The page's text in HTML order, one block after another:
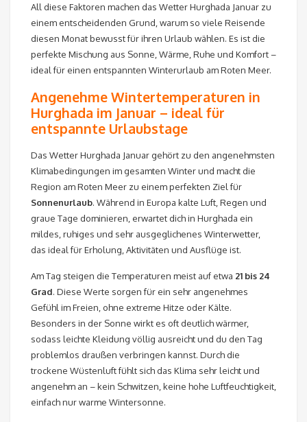
All diese Faktoren machen das Wetter Hurghada Januar zu
einem entscheidenden Grund, warum so viele Reisende
diesen Monat bewusst für ihren Urlaub wählen. Es ist die
perfekte Mischung aus Sonne, Wärme, Ruhe und Komfort –
ideal für einen entspannten Winterurlaub am Roten Meer.
Angenehme Wintertemperaturen in
Hurghada im Januar – ideal für
entspannte Urlaubstage
Das Wetter Hurghada Januar gehört zu den angenehmsten
Klimabedingungen im gesamten Winter und macht die
Region am Roten Meer zu einem perfekten Ziel für
Sonnenurlaub. Während in Europa kalte Luft, Regen und
graue Tage dominieren, erwartet dich in Hurghada ein
mildes, ruhiges und sehr ausgeglichenes Winterwetter,
das ideal für Erholung, Aktivitäten und Ausflüge ist.
Am Tag steigen die Temperaturen meist auf etwa 21 bis 24
Grad. Diese Werte sorgen für ein sehr angenehmes
Gefühl im Freien, ohne extreme Hitze oder Kälte.
Besonders in der Sonne wirkt es oft deutlich wärmer,
sodass leichte Kleidung völlig ausreicht und du den Tag
problemlos draußen verbringen kannst. Durch die
trockene Wüstenluft fühlt sich das Klima sehr leicht und
angenehm an – kein Schwitzen, keine hohe Luftfeuchtigkeit,
einfach nur warme Wintersonne.